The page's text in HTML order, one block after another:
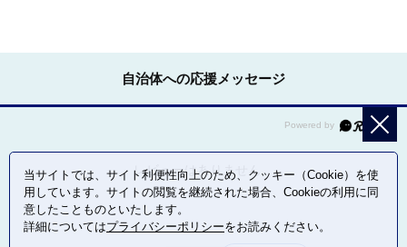
自治体への応援メッセージ
レビューはありません。
当サイトでは、サイト利便性向上のため、クッキー（Cookie）を使
用しています。サイトの閲覧を継続された場合、Cookieの利用に同
意したことものといたします。
詳細についてはプライバシーポリシーをお読みください。